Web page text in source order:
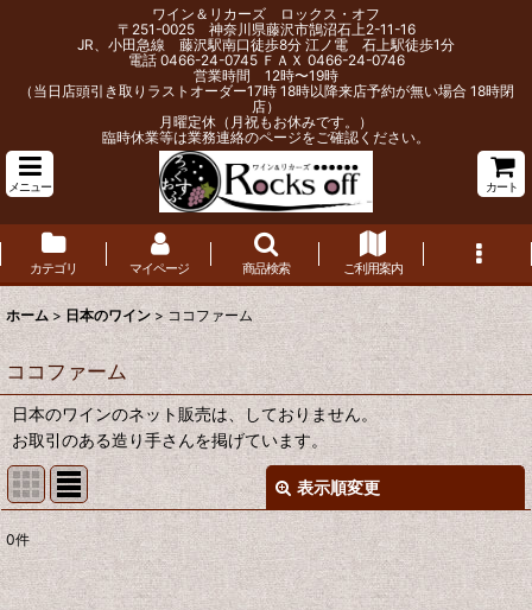
ワイン＆リカーズ ロックス・オフ
〒251-0025 神奈川県藤沢市鵠沼石上2-11-16
JR、小田急線 藤沢駅南口徒歩8分 江ノ電 石上駅徒歩1分
電話 0466-24-0745 ＦＡＸ 0466-24-0746
営業時間 12時〜19時
（当日店頭引き取りラストオーダー17時 18時以降来店予約が無い場合 18時閉
店）
月曜定休（月祝もお休みです。）
臨時休業等は業務連絡のページをご確認ください。
メニュー カート
カテゴリ マイページ 商品検索 ご利用案内
ホーム > 日本のワイン > ココファーム
ココファーム
日本のワインのネット販売は、しておりません。
お取引のある造り手さんを掲げています。
表示順変更
表示数 :
0件